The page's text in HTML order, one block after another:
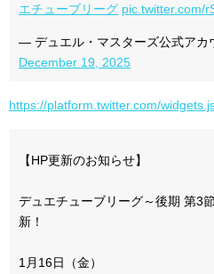
エチューブリーグ pic.twitter.com/
— デュエル・マスターズ公式アカ
December 19, 2025
https://platform.twitter.com/
【HP更新のお知らせ】
デュエチューブリーグ～後期 第3
新！
1月16日（金）